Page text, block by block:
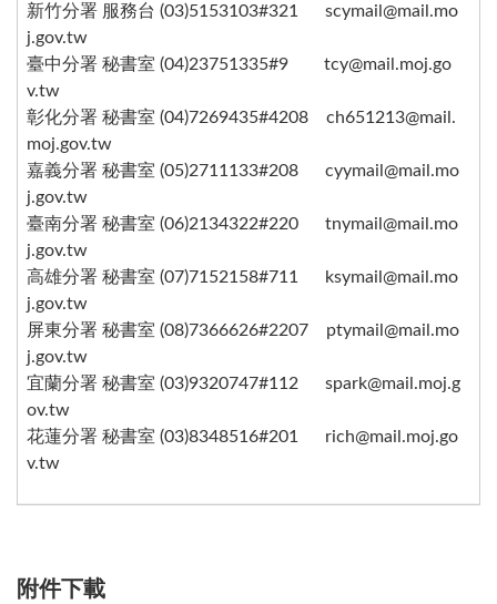
新竹分署 服務台 (03)5153103#321 scymail@mail.mo
j.gov.tw
臺中分署 秘書室 (04)23751335#9 tcy@mail.moj.go
v.tw
彰化分署 秘書室 (04)7269435#4208 ch651213@mail.
moj.gov.tw
嘉義分署 秘書室 (05)2711133#208 cyymail@mail.mo
j.gov.tw
臺南分署 秘書室 (06)2134322#220 tnymail@mail.mo
j.gov.tw
高雄分署 秘書室 (07)7152158#711 ksymail@mail.mo
j.gov.tw
屏東分署 秘書室 (08)7366626#2207 ptymail@mail.mo
j.gov.tw
宜蘭分署 秘書室 (03)9320747#112 spark@mail.moj.g
ov.tw
花蓮分署 秘書室 (03)8348516#201 rich@mail.moj.go
v.tw
附件下載